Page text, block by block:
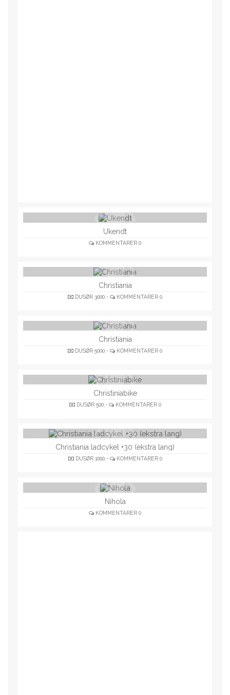
Ukendt
KOMMENTARER 0
Christiania
DUSØR 3000,- KOMMENTARER 0
Christiania
DUSØR 5000,- KOMMENTARER 0
Christiniabike
DUSØR 500,- KOMMENTARER 0
Christiania ladcykel +30 (ekstra lang)
DUSØR 1000,- KOMMENTARER 0
Nihola
KOMMENTARER 0